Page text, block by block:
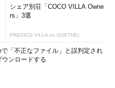
シェア別荘「COCO VILLA Owne
rs」3選
PR(COCO VILLA on GOETHE)
「不正なファイル」と誤判定され
ンロードする